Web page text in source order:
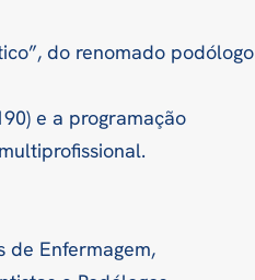
do renomado podólogo
e a programação
de Enfermagem,